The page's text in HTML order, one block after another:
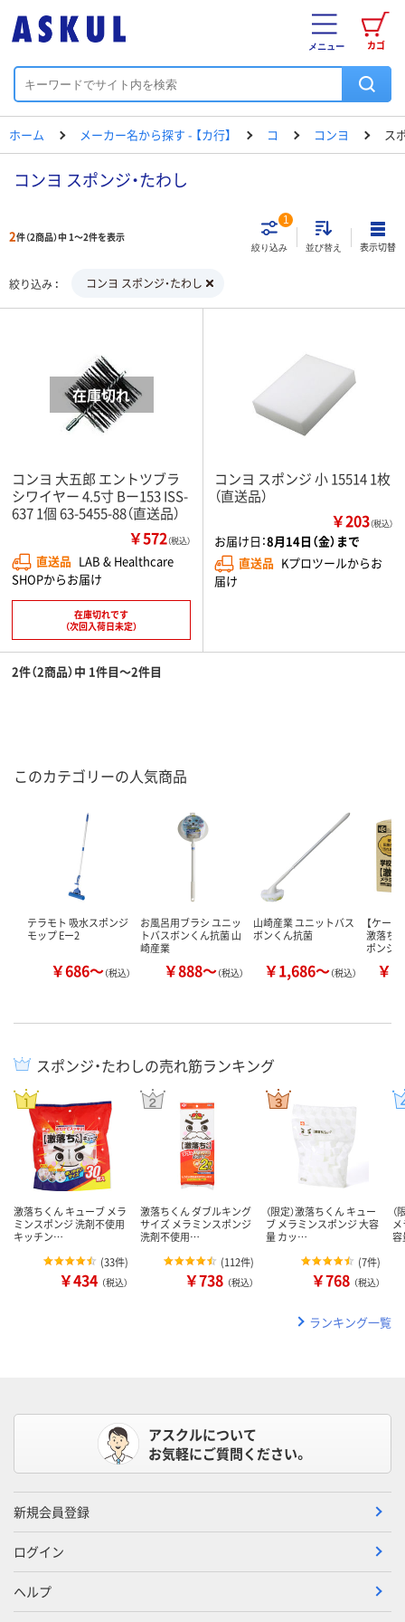
カゴ
メニュー
ホーム メーカー名から探す - 【カ行】 コ コンヨ ス
コンヨ スポンジ・たわし
2件（2商品）中 1～2件を表示
絞り込み
1
並び替え 表示切替
絞り込み コンヨ スポンジ・たわし
コンヨ 大五郎 エントツブラ
シワイヤー 4.5寸 Bー153 ISS-
637 1個 63-5455-88（直送品）
￥572（税込）
直送品 LAB & Healthcare
SHOPからお届け
在庫切れです
（次回入荷日未定）
コンヨ スポンジ 小 15514 1枚
（直送品）
￥203（税込）
お届け日：8月14日（金）まで
直送品 Kプロツールからお
届け
2件（2商品）中 1件目～2件目
このカテゴリーの人気商品
テラモト 吸水スポンジ
モップ Eー2
￥686～（税込）
お風呂用ブラシ ユニッ
トバスボンくん抗菌 山
崎産業
￥888～（税込）
山崎産業 ユニットバス
ボンくん抗菌
￥1,686～（税込）
【ケース
激落ち
ポンジ
￥
スポンジ・たわしの売れ筋ランキング
激落ちくん キューブ メラ
ミンスポンジ 洗剤不使用
キッチン…
(33件)
￥434 （税込）
激落ちくん ダブルキング
サイズ メラミンスポンジ
洗剤不使用…
(112件)
￥738 （税込）
（限定）激落ちくん キュー
ブ メラミンスポンジ 大容
量 カッ…
(7件)
￥768 （税込）
ランキング一覧
アスクルについて
お気軽にご質問ください。
新規会員登録
ログイン
ヘルプ